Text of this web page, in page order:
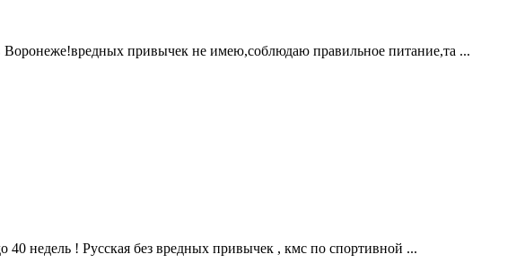
привычек не имею,соблюдаю правильное питание,та ...
40 недель ! Русская без вредных привычек , кмс по спортивной ...